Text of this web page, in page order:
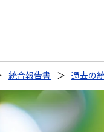
統合報告書 過去の